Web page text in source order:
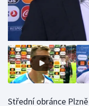
Střední obránce